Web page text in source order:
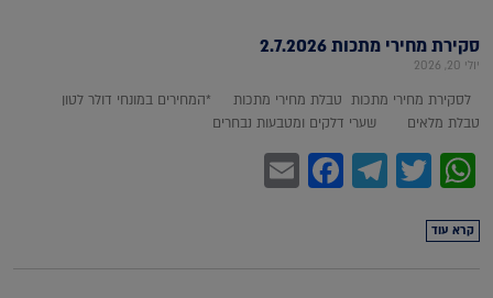
סקירת מחירי מתכות 2.7.2026
יולי 20, 2026
לסקירת מחירי מתכות טבלת מחירי מתכות *המחירים במונחי דולר לטון
טבלת מלאים שערי דלקים ומטבעות נבחרים
WhatsApp
Twitter
Telegram
Facebook
קרא עוד